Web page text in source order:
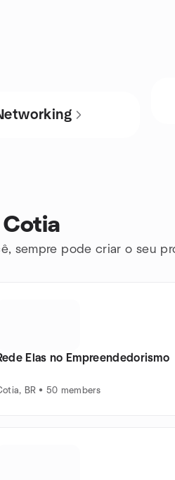
Cotia
sempre pode criar o seu
Elas no Empreendedorismo
BR • 50 members